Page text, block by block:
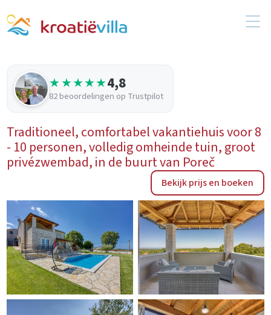
★★★★★4,8
82 beoordelingen op Trustpilot
Traditioneel, comfortabel vakantiehuis voor 8
- 10 personen, volledig omheinde tuin, groot
privézwembad, in de buurt van Poreč
Bekijk prijs en boeken